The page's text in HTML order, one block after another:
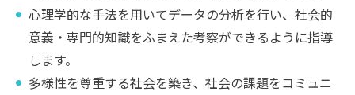
心理学的な手法を用いてデータの分析を行い、社会的
意義・専門的知識をふまえた考察ができるように指導
します。
多様性を尊重する社会を築き、社会の課題をコミュニ